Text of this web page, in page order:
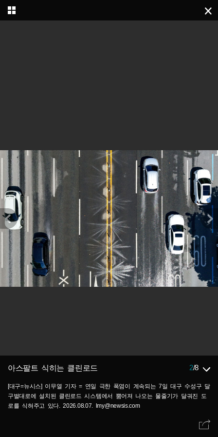
아스팔트 식히는 클린로드 2/8
[대구=뉴시스] 이무열 기자 = 연일 극한 폭염이 계속되는 7일 대구 수성구 달
구벌대로에 설치된 클린로드 시스템에서 뿜어져 나오는 물줄기가 달궈진 도
로를 식혀주고 있다. 2026.08.07. lmy@newsis.com